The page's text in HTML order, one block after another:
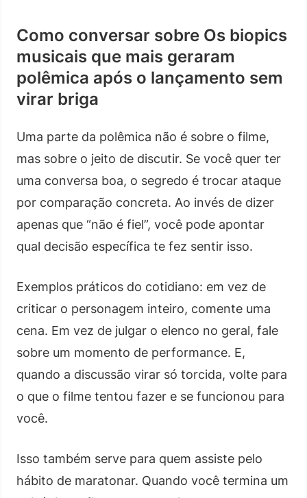
Como conversar sobre Os biopics
musicais que mais geraram
polêmica após o lançamento sem
virar briga
Uma parte da polêmica não é sobre o filme,
mas sobre o jeito de discutir. Se você quer ter
uma conversa boa, o segredo é trocar ataque
por comparação concreta. Ao invés de dizer
apenas que “não é fiel”, você pode apontar
qual decisão específica te fez sentir isso.
Exemplos práticos do cotidiano: em vez de
criticar o personagem inteiro, comente uma
cena. Em vez de julgar o elenco no geral, fale
sobre um momento de performance. E,
quando a discussão virar só torcida, volte para
o que o filme tentou fazer e se funcionou para
você.
Isso também serve para quem assiste pelo
hábito de maratonar. Quando você termina um